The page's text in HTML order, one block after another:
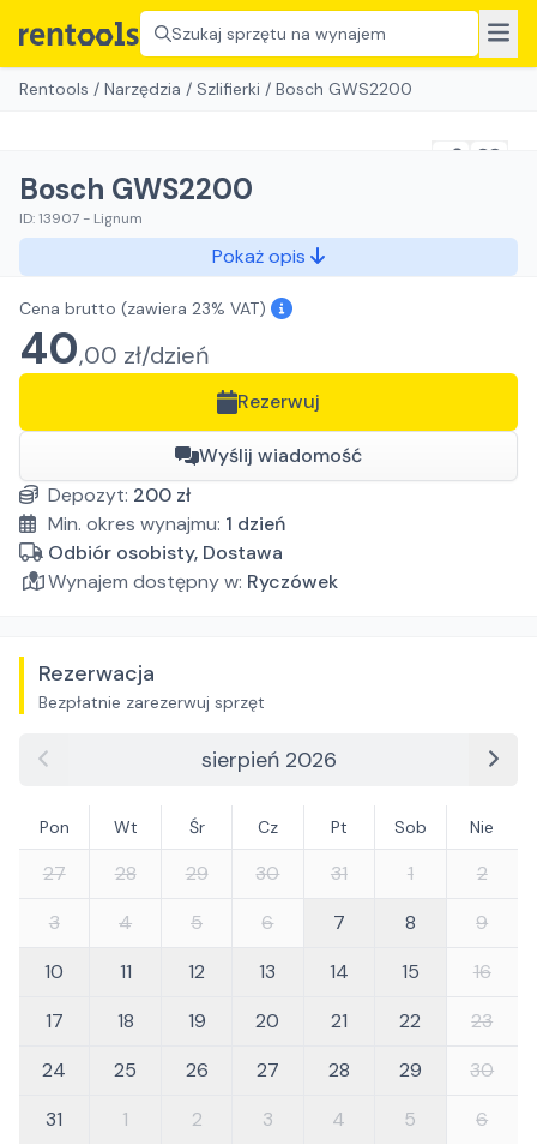
Szukaj sprzętu na wynajem
Rentools / Narzędzia / Szlifierki / Bosch GWS2200
Bosch GWS2200
ID:13907 - Lignum
Pokaż opis
Cena brutto (zawiera 23% VAT)
40,00 zł/dzień
Rezerwuj
Wyślij wiadomość
Depozyt: 200 zł
Min. okres wynajmu: 1 dzień
Odbiór osobisty, Dostawa
Wynajem dostępny w: Ryczówek
Rezerwacja
Bezpłatnie zarezerwuj sprzęt
sierpień 2026
Pon Wt Śr Cz Pt Sob Nie
27 28 29 30 31 1
2
3
4 5 6 7 8
9
10
11 12 13 14 15
16
17
18 19 20 21 22
23
24
25 26 27 28 29
30
31
1 2 3 4 5 6